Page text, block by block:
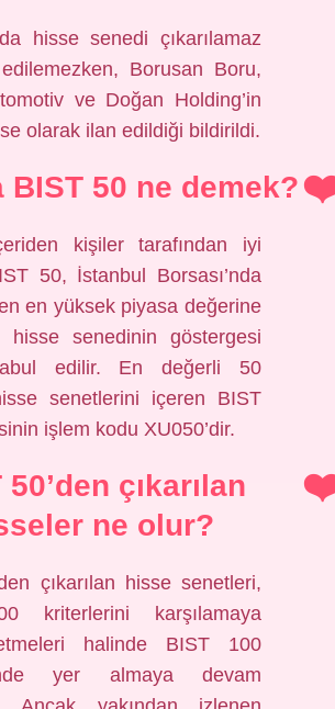
hisse senedi çıkarılamaz
Borusan Boru,
ve Doğan Holding’in
olarak ilan edildiği bildirildi.
BIST 50 ne demek?
kişiler tarafından iyi
50, İstanbul Borsası’nda
en yüksek piyasa değerine
senedinin göstergesi
edilir. En değerli 50
senetlerini içeren BIST
işlem kodu XU050’dir.
50’den çıkarılan
ne olur?
çıkarılan hisse senetleri,
kriterlerini karşılamaya
halinde BIST 100
yer almaya devam